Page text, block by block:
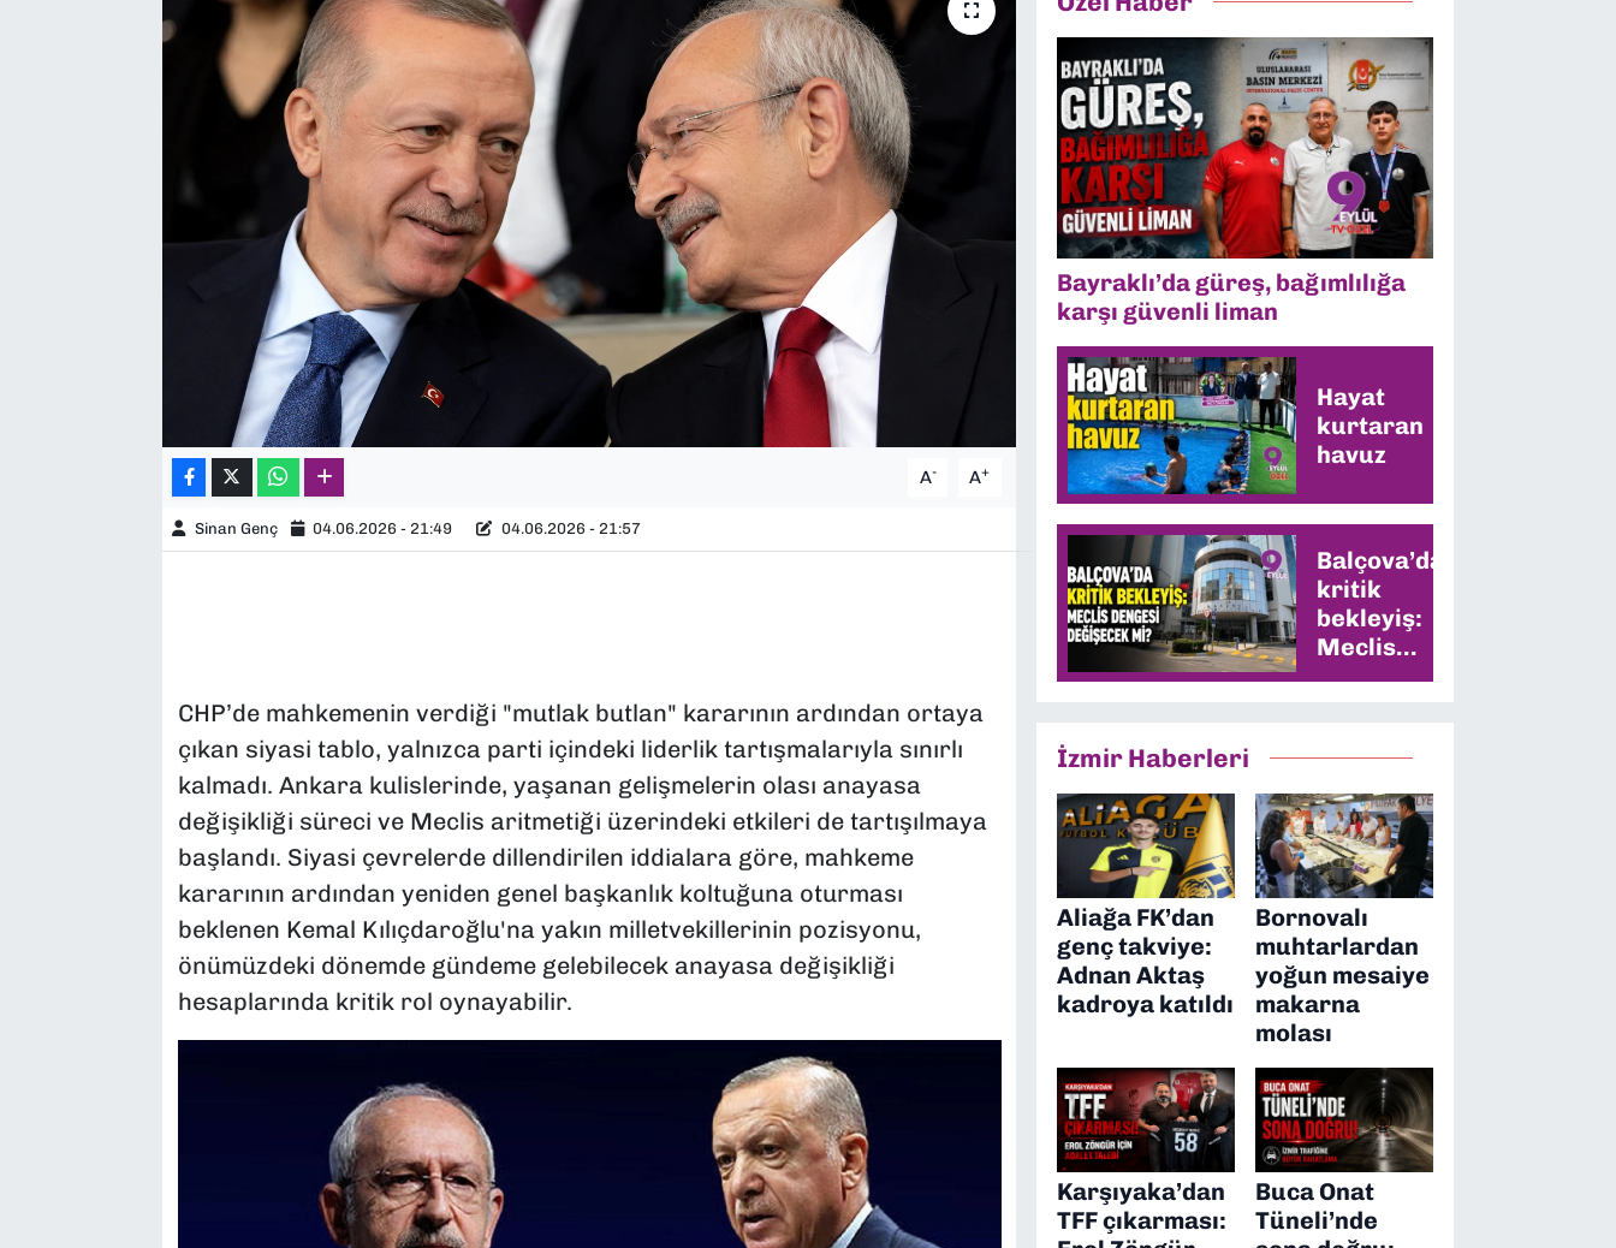
A- A+
Sinan Genç 04.06.2026 - 21:49 04.06.2026 - 21:57
CHP’de mahkemenin verdiği "mutlak butlan" kararının ardından ortaya
çıkan siyasi tablo, yalnızca parti içindeki liderlik tartışmalarıyla sınırlı
kalmadı. Ankara kulislerinde, yaşanan gelişmelerin olası anayasa
değişikliği süreci ve Meclis aritmetiği üzerindeki etkileri de tartışılmaya
başlandı. Siyasi çevrelerde dillendirilen iddialara göre, mahkeme
kararının ardından yeniden genel başkanlık koltuğuna oturması
beklenen Kemal Kılıçdaroğlu'na yakın milletvekillerinin pozisyonu,
önümüzdeki dönemde gündeme gelebilecek anayasa değişikliği
hesaplarında kritik rol oynayabilir.
Bayraklı’da güreş, bağımlılığa
karşı güvenli liman
Hayat
kurtaran
havuz
Balçova’da
kritik
bekleyiş:
Meclis
dengesi
İzmir Haberleri
Aliağa FK’dan
genç takviye:
Adnan Aktaş
kadroya katıldı
Bornovalı
muhtarlardan
yoğun mesaiye
makarna
molası
Karşıyaka’dan
TFF çıkarması:
Buca Onat
Tüneli’nde